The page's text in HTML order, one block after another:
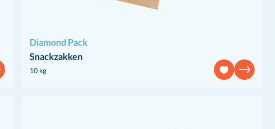
Diamond Pack
Snackzakken
10 kg